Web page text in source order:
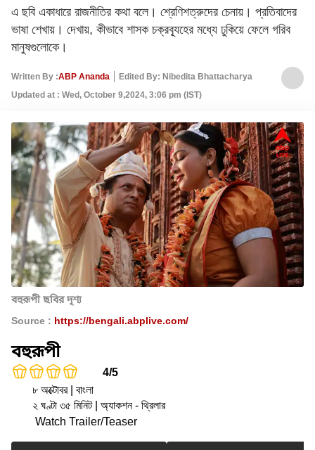
এ ছবি একাধারে রাজনীতির কথা বলে। শ্রেণিশত্রুদের চেনায়। প্রতিবাদের
ভাষা শেখায়। দেখায়, কীভাবে শাসক চক্রব্যূহের মধ্যে ঢুকিয়ে ফেলে গরিব
মানুষগুলোকে।
Written By :ABP Ananda
Edited By: Nibedita Bhattacharya
Updated at : Wed, October 9,2024, 3:06 pm (IST)
বহুরূপী ছবির দৃশ্য
Source : https://bengali.abplive.com/
বহুরূপী
4/5
৮ অক্টোবর | বাংলা
২ ঘণ্টা ৩৫ মিনিট | অ্যাকশন - থ্রিলার
Watch Trailer/Teaser